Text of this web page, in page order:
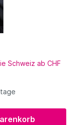
Schweiz ab CHF